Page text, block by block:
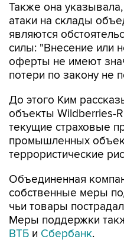
являются
силы: "Внесение или
оферты не имеют
потери по закону не
До этого Ким
текущие страховые
промышленных
террористические
Объединенная
чьи товары
Меры поддержки
ВТБ иСбербанк.
Wildberries Алексей